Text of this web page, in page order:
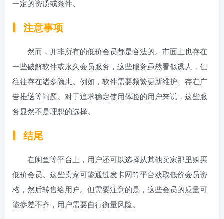
一定的资质或条件。
注意事项
然而，并非所有的低价会员都是合法的。市面上也存在
一些破解软件或永久会员服务，这些服务虽然看似诱人，但
往往存在诸多隐患。例如，软件需要频繁更新维护、存在广
告推送等问题。对于追求稳定使用体验的用户来说，这些服
务显然不是理想的选择。
结尾
在闲鱼等平台上，用户还可以选择从其他卖家那里购买
低价会员。这些卖家可能通过发卡网等平台获取低价会员资
格，然后转售给用户。但需要注意的是，这些会员的质量可
能参差不齐，用户需要自行衡量风险。